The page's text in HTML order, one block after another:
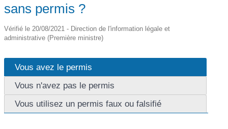
sans permis ?
Vérifié le 20/08/2021 - Direction de l'information légale et
administrative (Première ministre)
Vous avez le permis
Vous n'avez pas le permis
Vous utilisez un permis faux ou falsifié